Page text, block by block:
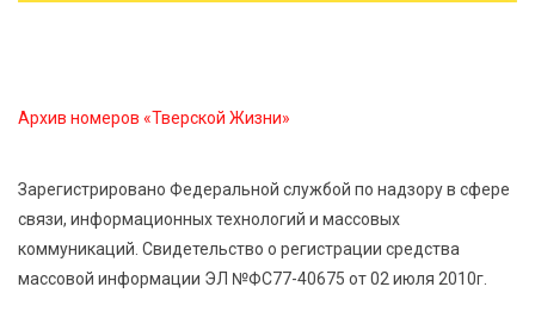
область на всероссийском марафоне «Земля
спорта»
Архив номеров «Тверской Жизни»
Зарегистрировано Федеральной службой по надзору в сфере
связи, информационных технологий и массовых
коммуникаций. Свидетельство о регистрации средства
массовой информации ЭЛ №ФС77-40675 от 02 июля 2010г.